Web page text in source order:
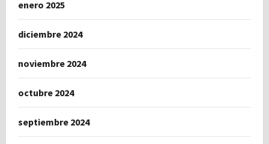
enero 2025
diciembre 2024
noviembre 2024
octubre 2024
septiembre 2024